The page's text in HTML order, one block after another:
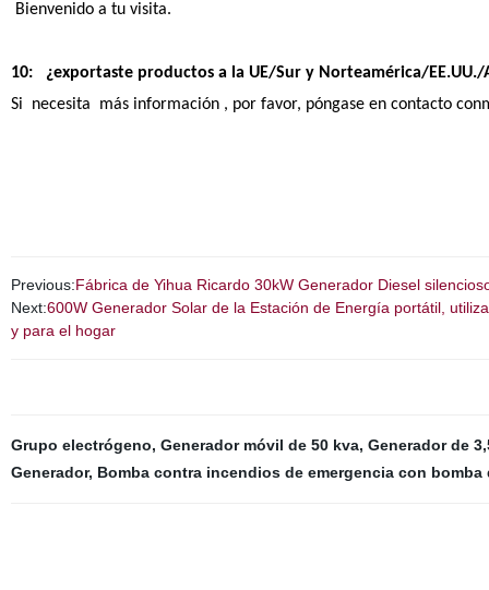
Bienvenido a tu visita.
10: ¿exportaste productos a la UE/Sur y Norteamérica/EE.UU./
Si necesita más información , por favor, póngase en contacto
Previous:Fábrica de Yihua Ricardo 30kW Generador Diesel
Next:600W Generador Solar de la Estación de Energía portátil,
y para el hogar
Grupo electrógeno, Generador móvil de 50 kva, Generador de
Generador, Bomba contra incendios de emergencia con bomba